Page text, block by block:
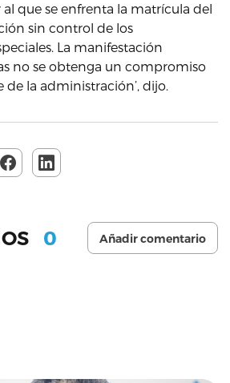
que se enfrenta la matrícula del
sin control de los
La manifestación
no se obtenga un compromiso
de la administración’, dijo.
0 Añadir comentario